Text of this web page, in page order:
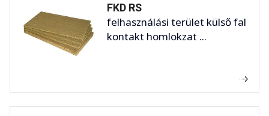
FKD RS
felhasználási terület külső fal
kontakt homlokzat ...